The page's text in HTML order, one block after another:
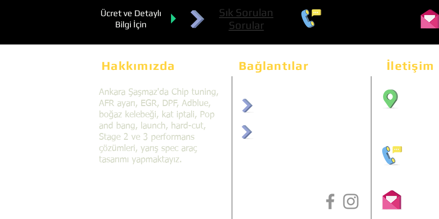
Ücret ve Detaylı
Bilgi İçin
Sık Sorulan
Sorular
Hakkımızda Bağlantılar İletişim
Ankara Şaşmaz'da Chip tuning,
AFR ayarı, EGR, DPF, Adblue,
boğaz kelebeği, kat iptali, Pop
and bang, launch, hard-cut,
Stage 2 ve 3 performans
çözümleri, yarış spec araç
tasarımı yapmaktayız.